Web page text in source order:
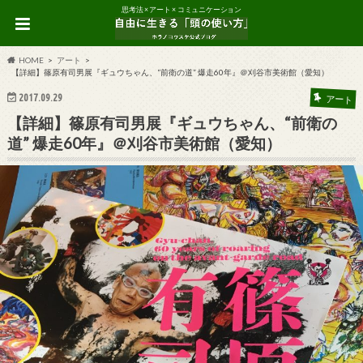
思考法 × アート × コミュニケーション
HOME
アート
【詳細】篠原有司男展『ギュウちゃん、“前衛の道” 爆走60年』＠刈谷市美術館（愛知）
2017.09.29 アート
【詳細】篠原有司男展『ギュウちゃん、“前衛の
道” 爆走60年』＠刈谷市美術館（愛知）